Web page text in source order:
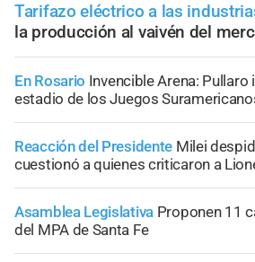
Tarifazo eléctrico a las
la producción al vaivén del
En Rosario Invencible Arena: Pullaro
estadio de los Juegos
Reacción del Presidente Milei
cuestionó a quienes criticaron a
Asamblea Legislativa Proponen 11
del MPA de Santa Fe